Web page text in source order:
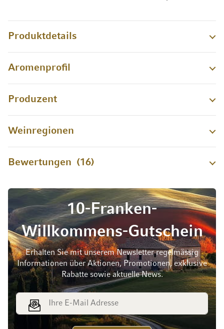
Produktdetails
Aromenprofil
Produzent
Weinregionen
Bewertungen 16
10-Franken-
Willkommens-Gutschein
Erhalten Sie mit unserem Newsletter regelmässig
Informationen über Aktionen, Promotionen, exklusive
Rabatte sowie aktuelle News.
E-Mail Adresse